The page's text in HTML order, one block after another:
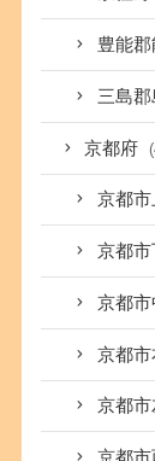
豊能
三島
京都府
京都市
京都市
京都市
京都市
京都市